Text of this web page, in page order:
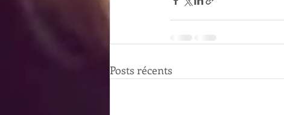
Posts récents